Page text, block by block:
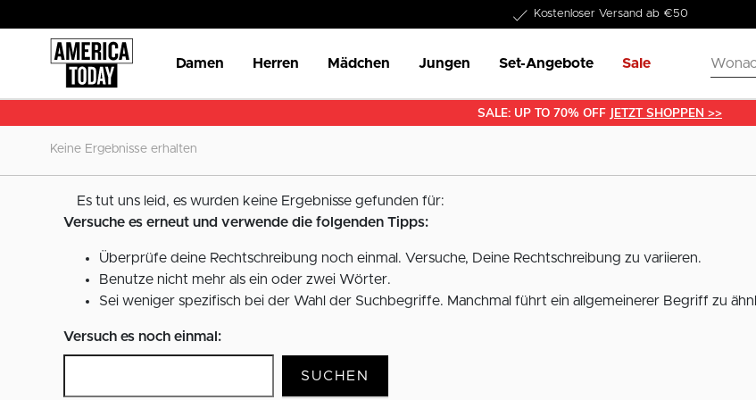
Kostenloser Versand ab €50
Damen Herren Mädchen Jungen Set-Angebote Sale
SALE: UP TO 70% OFF JETZT SHOPPEN >>
Keine Ergebnisse erhalten
Es tut uns leid, es wurden keine Ergebnisse gefunden für:
Versuche es erneut und verwende die folgenden Tipps:
Überprüfe deine Rechtschreibung noch einmal. Versuche, Deine Rechtschreibung zu variieren.
Benutze nicht mehr als ein oder zwei Wörter.
Sei weniger spezifisch bei der Wahl der Suchbegriffe. Manchmal führt ein allgemeinerer Begriff zu
Versuch es noch einmal:
SUCHEN